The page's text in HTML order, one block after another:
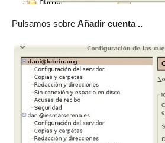
Pulsamos sobre Añadir cuenta ..